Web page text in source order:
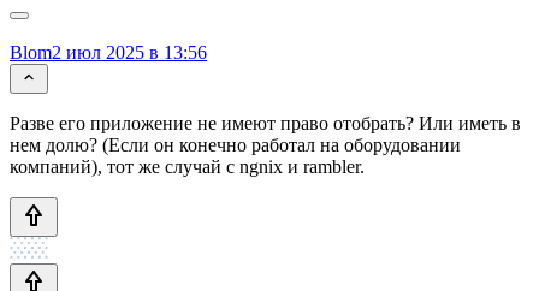
Blom2 июл 2025 в 13:56
Разве его приложение не имеют право отобрать? Или иметь в
нем долю? (Если он конечно работал на оборудовании
компаний), тот же случай с ngnix и rambler.